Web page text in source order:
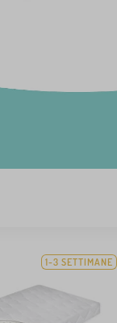
1-3 SETTIMANE